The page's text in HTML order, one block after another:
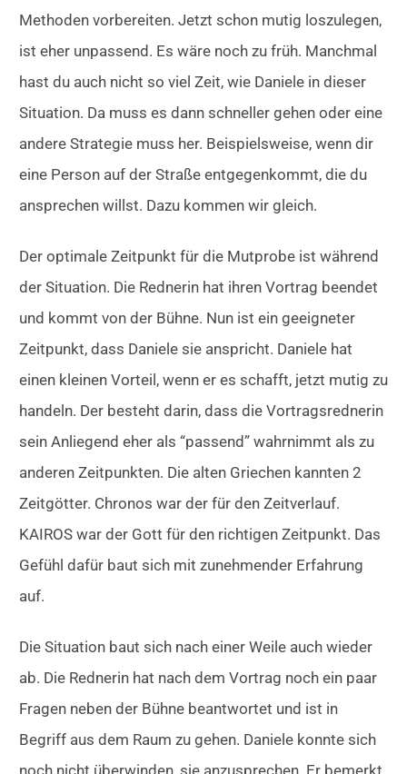
Methoden vorbereiten. Jetzt schon mutig loszulegen,
ist eher unpassend. Es wäre noch zu früh. Manchmal
hast du auch nicht so viel Zeit, wie Daniele in dieser
Situation. Da muss es dann schneller gehen oder eine
andere Strategie muss her. Beispielsweise, wenn dir
eine Person auf der Straße entgegenkommt, die du
ansprechen willst. Dazu kommen wir gleich.
Der optimale Zeitpunkt für die Mutprobe ist während
der Situation. Die Rednerin hat ihren Vortrag beendet
und kommt von der Bühne. Nun ist ein geeigneter
Zeitpunkt, dass Daniele sie anspricht. Daniele hat
einen kleinen Vorteil, wenn er es schafft, jetzt mutig zu
handeln. Der besteht darin, dass die Vortragsrednerin
sein Anliegend eher als “passend” wahrnimmt als zu
anderen Zeitpunkten. Die alten Griechen kannten 2
Zeitgötter. Chronos war der für den Zeitverlauf.
KAIROS war der Gott für den richtigen Zeitpunkt. Das
Gefühl dafür baut sich mit zunehmender Erfahrung
auf.
Die Situation baut sich nach einer Weile auch wieder
ab. Die Rednerin hat nach dem Vortrag noch ein paar
Fragen neben der Bühne beantwortet und ist in
Begriff aus dem Raum zu gehen. Daniele konnte sich